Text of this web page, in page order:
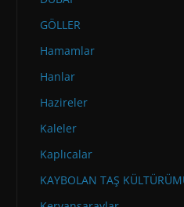
GÖLLER
Hamamlar
Hanlar
Hazireler
Kaleler
Kaplıcalar
KAYBOLAN TAŞ